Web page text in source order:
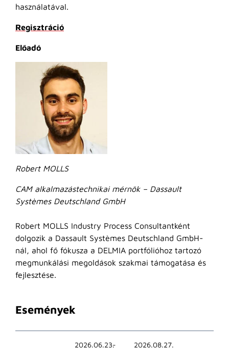
használatával.
Regisztráció
Előadó
Robert MOLLS
CAM alkalmazástechnikai mérnök – Dassault
Systèmes Deutschland GmbH
Robert MOLLS Industry Process Consultantként
dolgozik a Dassault Systèmes Deutschland GmbH-
nál, ahol fő fókusza a DELMIA portfólióhoz tartozó
megmunkálási megoldások szakmai támogatása és
fejlesztése.
Események
2026.06.23. 2026.08.27.